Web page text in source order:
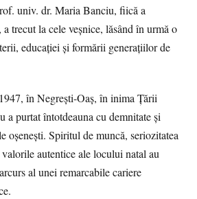
univ. dr. Maria Banciu, fiică a
trecut la cele veșnice, lăsând în urmă o
educației și formării generațiilor de
în Negrești-Oaș, în inima Țării
a purtat întotdeauna cu demnitate și
oșenești. Spiritul de muncă, seriozitatea
autentice ale locului natal au
al unei remarcabile cariere